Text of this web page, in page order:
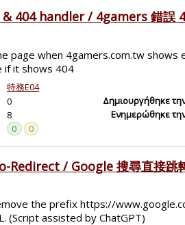
404 handler / 4gamers 錯誤
page when 4gamers.com.tw shows
if it shows 404
特務E04
0
8
0 0
Δημιουργήθηκε
Ενημερώθηκε
Redirect / Google 搜尋直接跳
the prefix https://
(Script assisted by ChatGPT)